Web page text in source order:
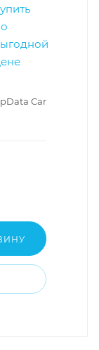
Car